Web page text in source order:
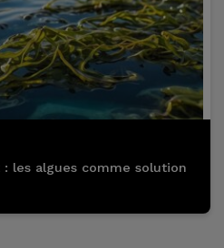
les algues comme solution